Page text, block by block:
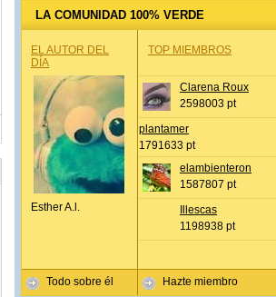
LA COMUNIDAD 100% VERDE
EL AUTOR DEL
DÍA
Esther A.l.
Todo sobre él
TOP MIEMBROS
Clarena Roux
2598003 pt
plantamer
1791633 pt
elambienteron
1587807 pt
Illescas
1198938 pt
Hazte miembro